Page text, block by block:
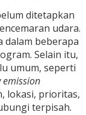
ditetapkan
udara.
dalam beberapa
Selain itu,
umum, seperti
emission
lokasi, prioritas,
terpisah.